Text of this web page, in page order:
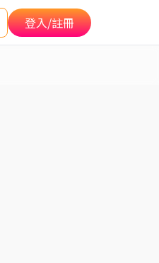
登入/註冊